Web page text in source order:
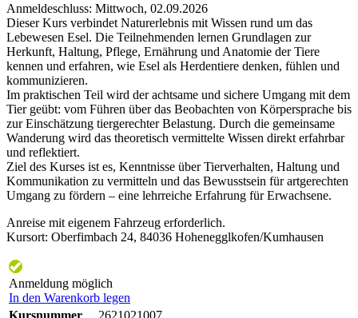
Anmeldeschluss: Mittwoch, 02.09.2026
Dieser Kurs verbindet Naturerlebnis mit Wissen rund um das
Lebewesen Esel. Die Teilnehmenden lernen Grundlagen zur
Herkunft, Haltung, Pflege, Ernährung und Anatomie der Tiere
kennen und erfahren, wie Esel als Herdentiere denken, fühlen und
kommunizieren.
Im praktischen Teil wird der achtsame und sichere Umgang mit dem
Tier geübt: vom Führen über das Beobachten von Körpersprache bis
zur Einschätzung tiergerechter Belastung. Durch die gemeinsame
Wanderung wird das theoretisch vermittelte Wissen direkt erfahrbar
und reflektiert.
Ziel des Kurses ist es, Kenntnisse über Tierverhalten, Haltung und
Kommunikation zu vermitteln und das Bewusstsein für artgerechten
Umgang zu fördern – eine lehrreiche Erfahrung für Erwachsene.
Anreise mit eigenem Fahrzeug erforderlich.
Kursort: Oberfimbach 24, 84036 Hohenegglkofen/Kumhausen
Anmeldung möglich
In den Warenkorb legen
Kursnummer
2621021007